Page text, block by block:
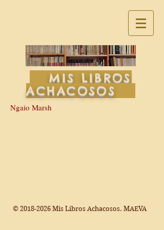
MIS LIBROS
ACHACOSOS
Ngaio Marsh
© 2018-2026 Mis Libros Achacosos. MAEVA